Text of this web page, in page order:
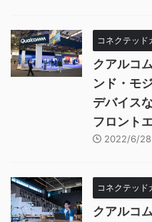
コネクテッド
クアルコ
ンド・モ
デバイス
フロント
2022/6/28
コネクテッド
クアルコ